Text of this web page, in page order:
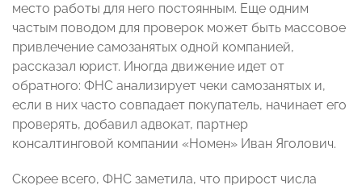
место работы для него постоянным. Еще одним
частым поводом для проверок может быть массовое
привлечение самозанятых одной компанией,
рассказал юрист. Иногда движение идет от
обратного: ФНС анализирует чеки самозанятых и,
если в них часто совпадает покупатель, начинает его
проверять, добавил адвокат, партнер
консалтинговой компании «Номен» Иван Яголович.
Скорее всего, ФНС заметила, что прирост числа